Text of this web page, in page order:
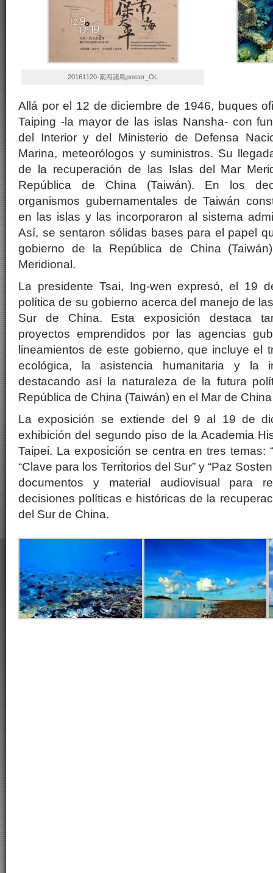
20161120-南海諸島poster_OL
Allá por el 12 de diciembre de 1946, buques
Taiping -la mayor de las islas Nansha- con
del Interior y del Ministerio de Defensa
Marina, meteorólogos y suministros. Su
de la recuperación de las Islas del Mar
República de China (Taiwán). En los
organismos gubernamentales de Taiwán
en las islas y las incorporaron al sistema
Así, se sentaron sólidas bases para el papel
gobierno de la República de China
Meridional.
La presidente Tsai, Ing-wen expresó, el 19
política de su gobierno acerca del manejo de
Sur de China. Esta exposición destaca
proyectos emprendidos por las agencias
lineamientos de este gobierno, que incluye el
ecológica, la asistencia humanitaria y la
destacando así la naturaleza de la futura
República de China (Taiwán) en el Mar de
La exposición se extiende del 9 al 19 de
exhibición del segundo piso de la Academia
Taipei. La exposición se centra en tres temas:
“Clave para los Territorios del Sur” y “Paz
documentos y material audiovisual para
decisiones políticas e históricas de la
del Sur de China.